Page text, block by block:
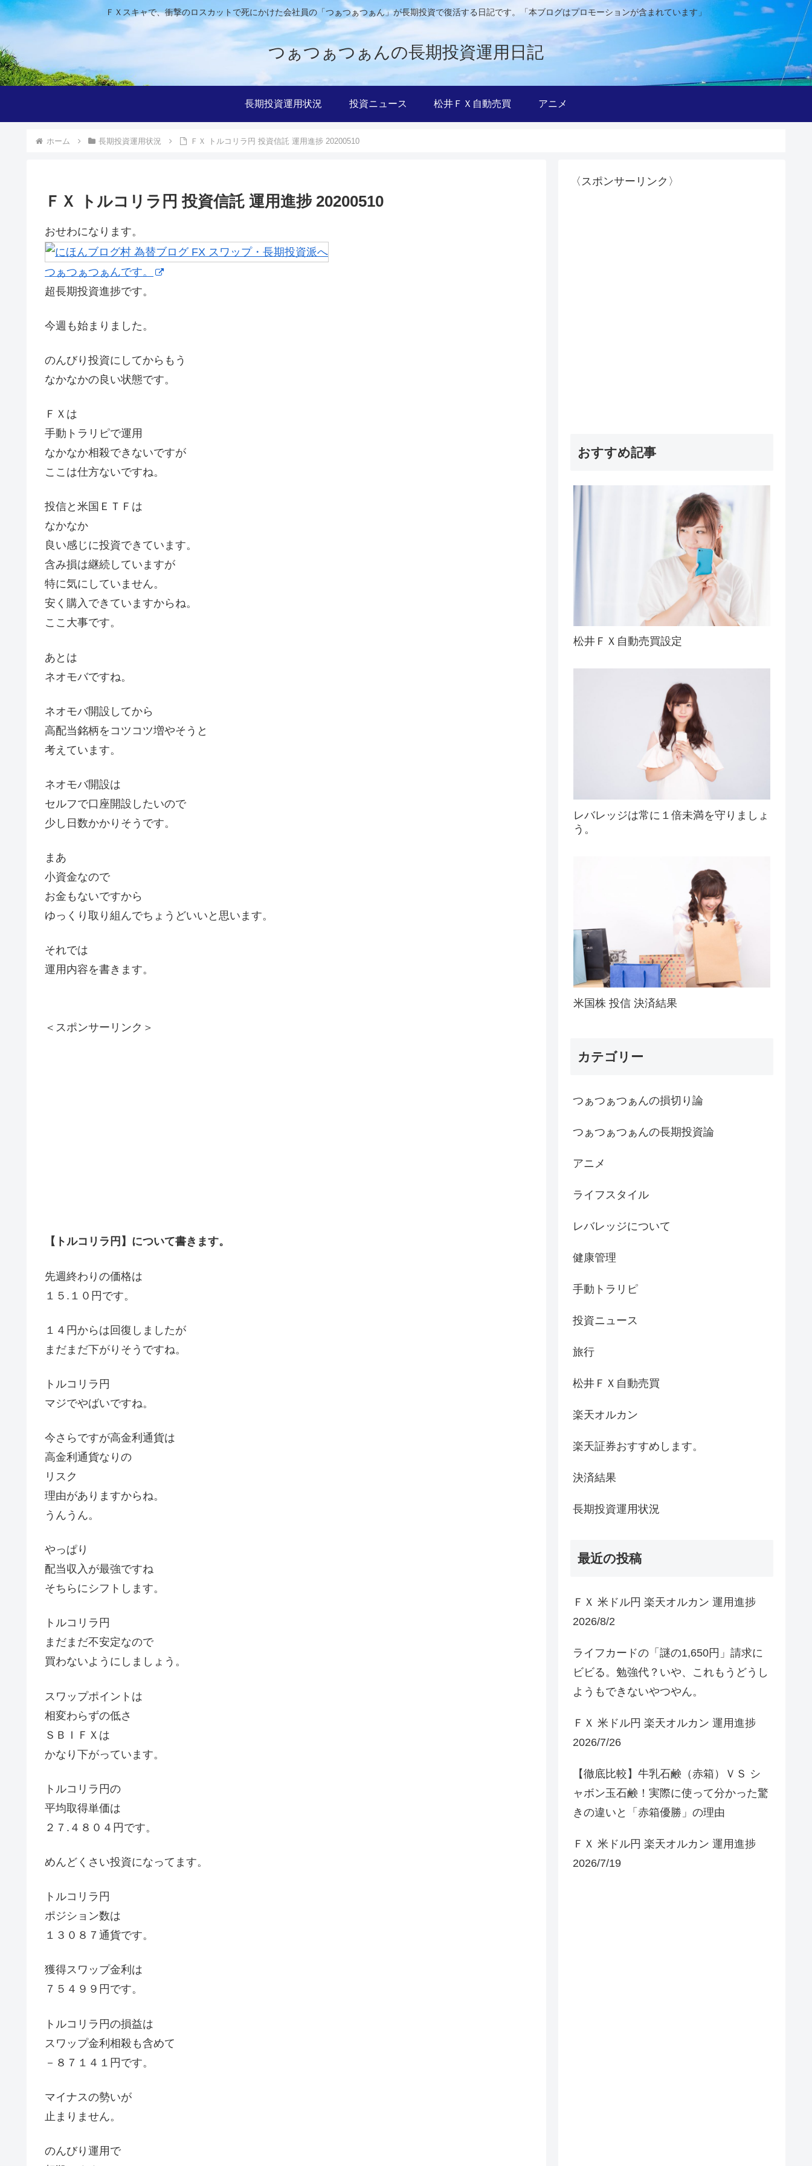
ＦＸスキャで、衝撃のロスカットで死にかけた会社員の「つぁつぁつぁん」が長期投資で復活する日記です。「本ブログはプロモーションが含まれています」
つぁつぁつぁんの長期投資運用日記
長期投資運用状況 投資ニュース 松井ＦＸ自動売買 アニメ
ホーム 長期投資運用状況 ＦＸ トルコリラ円 投資信託 運用進捗 20200510
ＦＸ トルコリラ円 投資信託 運用進捗 20200510
おせわになります。
つぁつぁつぁんです。
超長期投資進捗です。
今週も始まりました。
のんびり投資にしてからもう
なかなかの良い状態です。
ＦＸは
手動トラリピで運用
なかなか相殺できないですが
ここは仕方ないですね。
投信と米国ＥＴＦは
なかなか
良い感じに投資できています。
含み損は継続していますが
特に気にしていません。
安く購入できていますからね。
ここ大事です。
あとは
ネオモバですね。
ネオモバ開設してから
高配当銘柄をコツコツ増やそうと
考えています。
ネオモバ開設は
セルフで口座開設したいので
少し日数かかりそうです。
まあ
小資金なので
お金もないですから
ゆっくり取り組んでちょうどいいと思います。
それでは
運用内容を書きます。
＜スポンサーリンク＞
【トルコリラ円】について書きます。
先週終わりの価格は
１５.１０円です。
１４円からは回復しましたが
まだまだ下がりそうですね。
トルコリラ円
マジでやばいですね。
今さらですが高金利通貨は
高金利通貨なりの
リスク
理由がありますからね。
うんうん。
やっぱり
配当収入が最強ですね
そちらにシフトします。
トルコリラ円
まだまだ不安定なので
買わないようにしましょう。
スワップポイントは
相変わらずの低さ
ＳＢＩＦＸは
かなり下がっています。
トルコリラ円の
平均取得単価は
２７.４８０４円です。
めんどくさい投資になってます。
トルコリラ円
ポジション数は
１３０８７通貨です。
獲得スワップ金利は
７５４９９円です。
トルコリラ円の損益は
スワップ金利相殺も含めて
－８７１４１円です。
マイナスの勢いが
止まりません。
のんびり運用で
〈スポンサーリンク〉
おすすめ記事
松井ＦＸ自動売買設定
レバレッジは常に１倍未満を守りましょ
う。
米国株 投信 決済結果
カテゴリー
つぁつぁつぁんの損切り論
つぁつぁつぁんの長期投資論
アニメ
ライフスタイル
レバレッジについて
健康管理
手動トラリピ
投資ニュース
旅行
松井ＦＸ自動売買
楽天オルカン
楽天証券おすすめします。
決済結果
長期投資運用状況
最近の投稿
ＦＸ 米ドル円 楽天オルカン 運用進捗
2026/8/2
ライフカードの「謎の1,650円」請求に
ビビる。勉強代？いや、これもうどうし
ようもできないやつやん。
ＦＸ 米ドル円 楽天オルカン 運用進捗
2026/7/26
【徹底比較】牛乳石鹸（赤箱）ＶＳ シ
ャボン玉石鹸！実際に使って分かった驚
きの違いと「赤箱優勝」の理由
ＦＸ 米ドル円 楽天オルカン 運用進捗
2026/7/19